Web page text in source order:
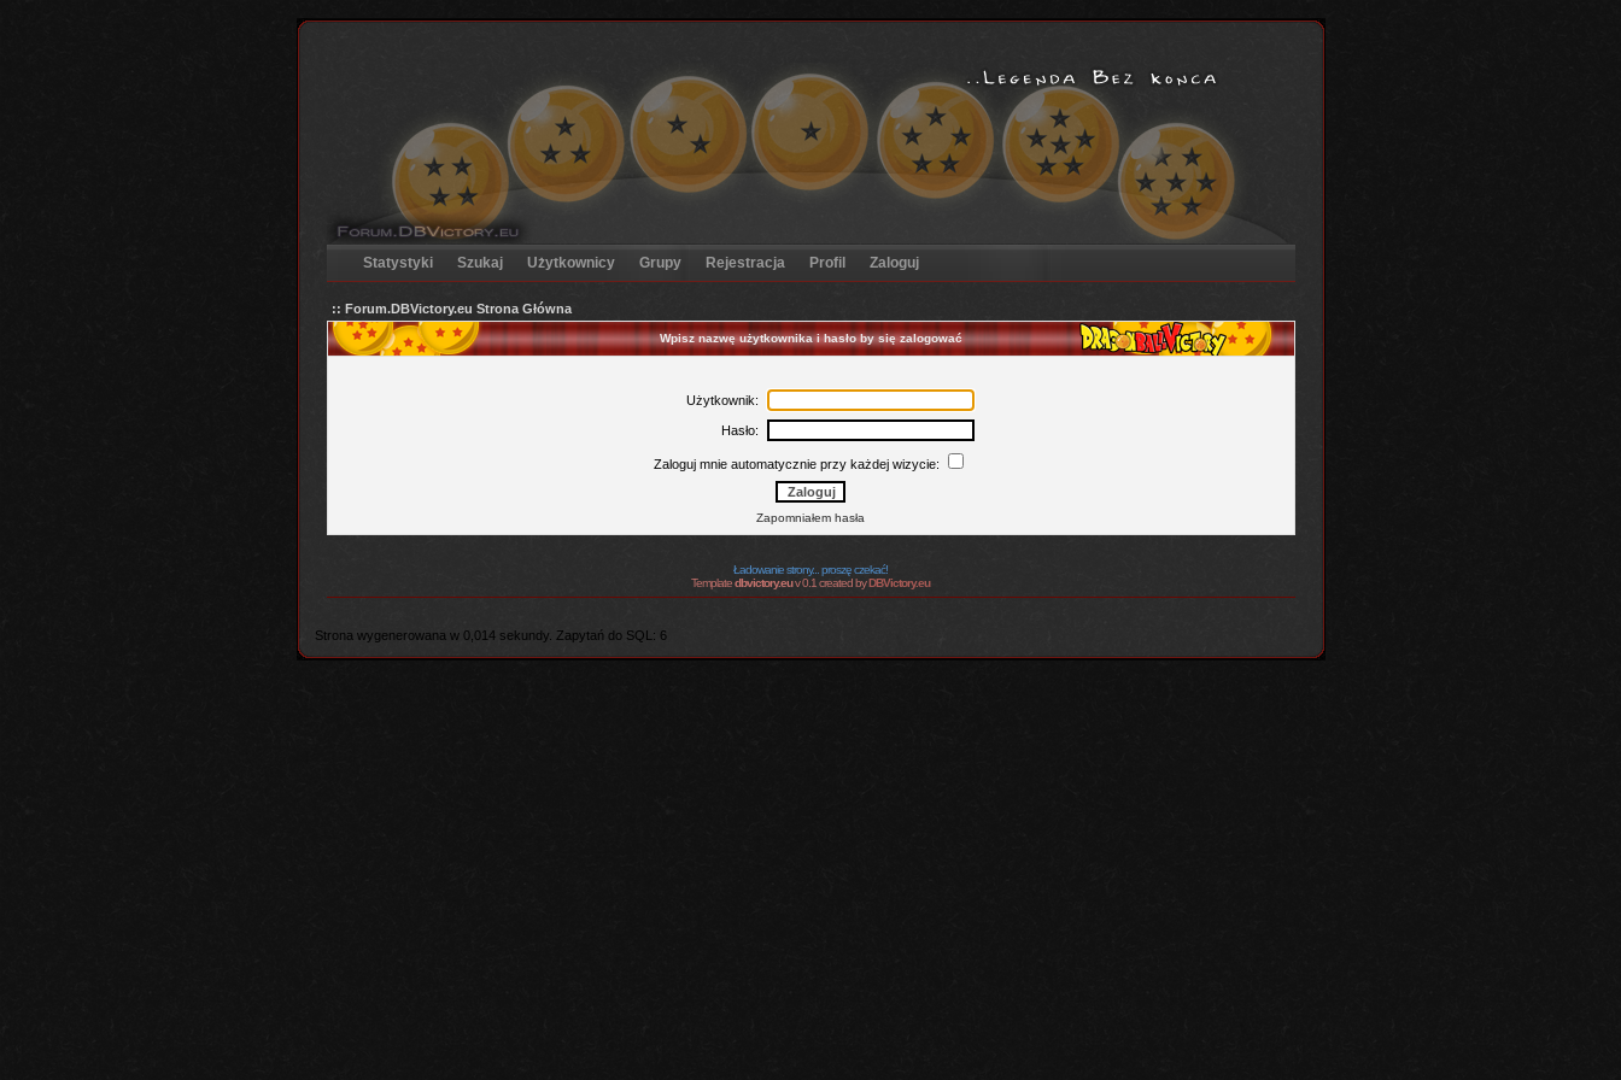
Statystyki Szukaj Użytkownicy Grupy Rejestracja Profil Zaloguj
:: Forum.DBVictory.eu Strona Główna
Wpisz nazwę użytkownika i hasło by się zalogować
Użytkownik:
Hasło:
Zaloguj mnie automatycznie przy każdej wizycie:
Zapomniałem hasła
Ładowanie strony... proszę czekać!
Templatedbvictory.euv 0.1 created byDBVictory.eu
Strona wygenerowana w 0,014 sekundy. Zapytań do SQL: 6